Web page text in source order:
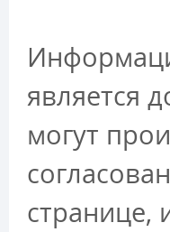
является
могут
странице,